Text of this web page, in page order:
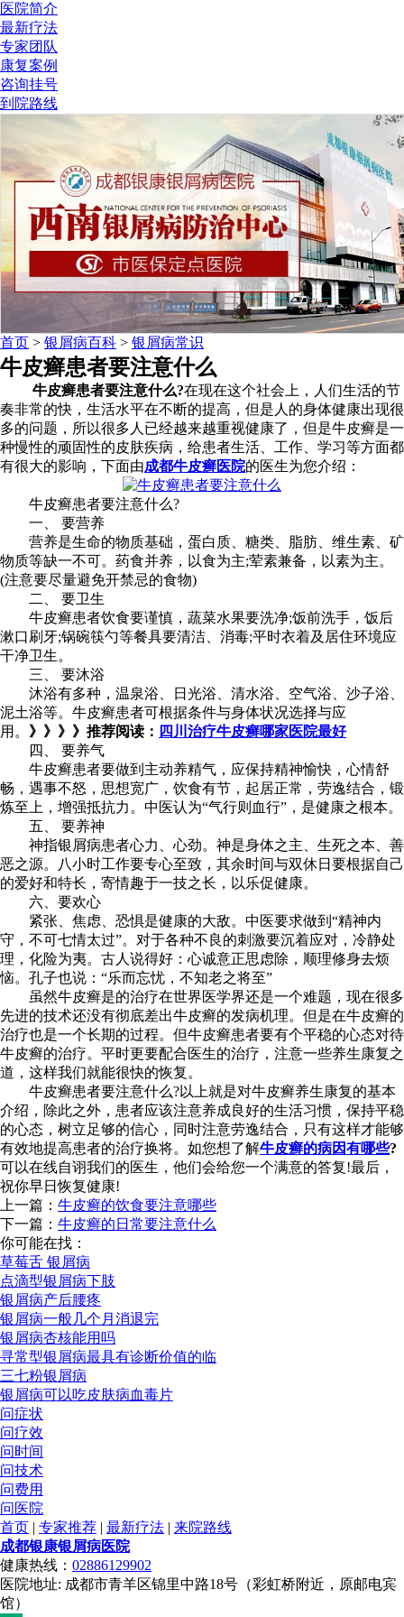
医院简介
最新疗法
专家团队
康复案例
咨询挂号
到院路线
首页 > 银屑病百科 > 银屑病常识
牛皮癣患者要注意什么
牛皮癣患者要注意什么?在现在这个社会上，人们生活的节
奏非常的快，生活水平在不断的提高，但是人的身体健康出现很
多的问题，所以很多人已经越来越重视健康了，但是牛皮癣是一
种慢性的顽固性的皮肤疾病，给患者生活、工作、学习等方面都
有很大的影响，下面由成都牛皮癣医院的医生为您介绍：
牛皮癣患者要注意什么?
一、 要营养
营养是生命的物质基础，蛋白质、糖类、脂肪、维生素、矿
物质等缺一不可。药食并养，以食为主;荤素兼备，以素为主。
(注意要尽量避免开禁忌的食物)
二、 要卫生
牛皮癣患者饮食要谨慎，蔬菜水果要洗净;饭前洗手，饭后
漱口刷牙;锅碗筷勺等餐具要清洁、消毒;平时衣着及居住环境应
干净卫生。
三、 要沐浴
沐浴有多种，温泉浴、日光浴、清水浴、空气浴、沙子浴、
泥土浴等。牛皮癣患者可根据条件与身体状况选择与应
用。 》》》》推荐阅读： 四川治疗牛皮癣哪家医院最好
四、 要养气
牛皮癣患者要做到主动养精气，应保持精神愉快，心情舒
畅，遇事不怒，思想宽广，饮食有节，起居正常，劳逸结合，锻
炼至上，增强抵抗力。中医认为“气行则血行”，是健康之根本。
五、 要养神
神指银屑病患者心力、心劲。神是身体之主、生死之本、善
恶之源。八小时工作要专心至致，其余时间与双休日要根据自己
的爱好和特长，寄情趣于一技之长，以乐促健康。
六、要欢心
紧张、焦虑、恐惧是健康的大敌。中医要求做到“精神内
守，不可七情太过”。对于各种不良的刺激要沉着应对，冷静处
理，化险为夷。古人说得好：心诚意正思虑除，顺理修身去烦
恼。孔子也说：“乐而忘忧，不知老之将至”
虽然牛皮癣是的治疗在世界医学界还是一个难题，现在很多
先进的技术还没有彻底差出牛皮癣的发病机理。但是在牛皮癣的
治疗也是一个长期的过程。但牛皮癣患者要有个平稳的心态对待
牛皮癣的治疗。平时更要配合医生的治疗，注意一些养生康复之
道，这样我们就能很快的恢复。
牛皮癣患者要注意什么?以上就是对牛皮癣养生康复的基本
介绍，除此之外，患者应该注意养成良好的生活习惯，保持平稳
的心态，树立足够的信心，同时注意劳逸结合，只有这样才能够
有效地提高患者的治疗换将。如您想了解牛皮癣的病因有哪些?
可以在线自诩我们的医生，他们会给您一个满意的答复!最后，
祝你早日恢复健康!
上一篇： 牛皮癣的饮食要注意哪些
下一篇： 牛皮癣的日常要注意什么
你可能在找：
草莓舌 银屑病
点滴型银屑病下肢
银屑病产后腰疼
银屑病一般几个月消退完
银屑病杏核能用吗
寻常型银屑病最具有诊断价值的临
三七粉银屑病
银屑病可以吃皮肤病血毒片
问症状
问疗效
问时间
问技术
问费用
问医院
首页 | 专家推荐 | 最新疗法 | 来院路线
成都银康银屑病医院
健康热线： 02886129902
医院地址: 成都市青羊区锦里中路18号（彩虹桥附近，原邮电宾
馆）